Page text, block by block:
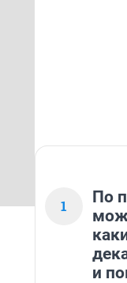
1
По
и